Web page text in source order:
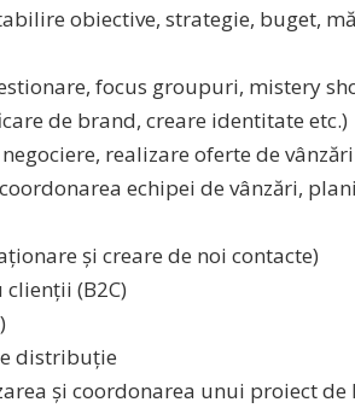
obiective, strategie, buget,
focus groupuri, mistery
de brand, creare identitate etc.)
realizare oferte de vânzări
echipei de vânzări,
și creare de noi contacte)
(B2C)
distribuție
și coordonarea unui proiect de